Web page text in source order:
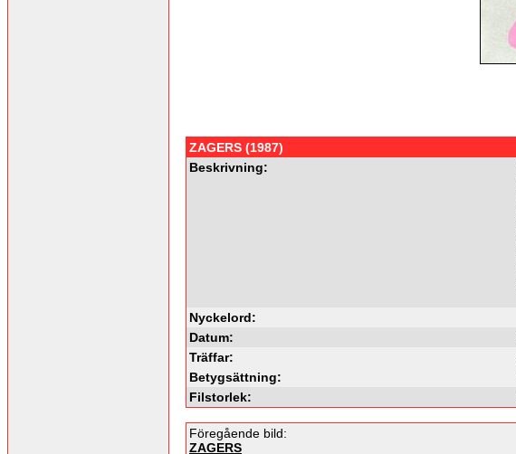
ZAGERS (1987)
Beskrivning:
Nyckelord:
Datum:
Träffar:
Betygsättning:
Filstorlek:
Föregående bild:
ZAGERS